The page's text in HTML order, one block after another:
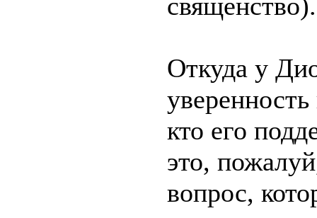
Откуда у
кто его
это,
вопрос,